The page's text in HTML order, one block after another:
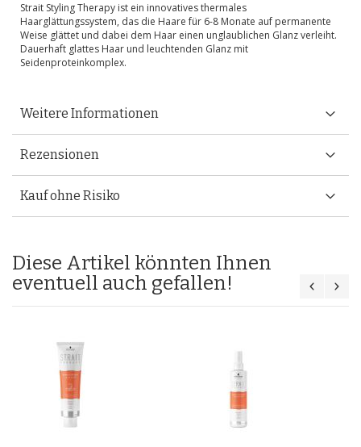
Strait Styling Therapy ist ein innovatives thermales
Haarglättungssystem, das die Haare für 6-8 Monate auf permanente
Weise glättet und dabei dem Haar einen unglaublichen Glanz verleiht.
Dauerhaft glattes Haar und leuchtenden Glanz mit
Seidenproteinkomplex.
Weitere Informationen
Rezensionen
Kauf ohne Risiko
Diese Artikel könnten Ihnen
eventuell auch gefallen!